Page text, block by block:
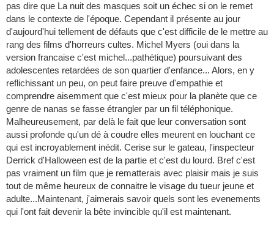
pas dire que La nuit des masques soit un échec si on le remet
dans le contexte de l'époque. Cependant il présente au jour
d'aujourd'hui tellement de défauts que c'est difficile de le mettre au
rang des films d'horreurs cultes. Michel Myers (oui dans la
version francaise c'est michel...pathétique) poursuivant des
adolescentes retardées de son quartier d'enfance... Alors, en y
reflichissant un peu, on peut faire preuve d'empathie et
comprendre aisemment que c'est mieux pour la planète que ce
genre de nanas se fasse étrangler par un fil téléphonique.
Malheureusement, par delà le fait que leur conversation sont
aussi profonde qu'un dé à coudre elles meurent en louchant ce
qui est incroyablement inédit. Cerise sur le gateau, l'inspecteur
Derrick d'Halloween est de la partie et c'est du lourd. Bref c'est
pas vraiment un film que je rematterais avec plaisir mais je suis
tout de même heureux de connaitre le visage du tueur jeune et
adulte...Maintenant, j'aimerais savoir quels sont les evenements
qui l'ont fait devenir la bête invincible qu'il est maintenant.